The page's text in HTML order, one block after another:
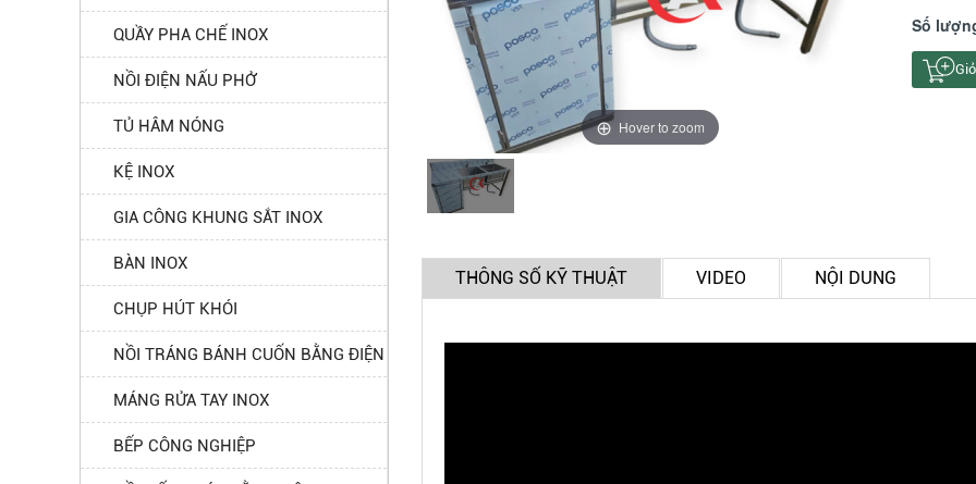
QUẦY PHA CHẾ INOX
NỒI ĐIỆN NẤU PHỞ
TỦ HÂM NÓNG
KỆ INOX
GIA CÔNG KHUNG SẮT INOX
BÀN INOX
CHỤP HÚT KHÓI
NỒI TRÁNG BÁNH CUỐN BẰNG ĐIỆN
MÁNG RỬA TAY INOX
BẾP CÔNG NGHIỆP
Hover to zoom
Số
THÔNG SỐ KỸ THUẬT VIDEO NỘI DUNG